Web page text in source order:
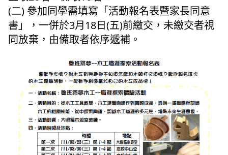
(二) 參加同學需填寫「活動報名表暨家長同意
書」，一併於3月18日(五)前繳交，未繳交者視
同放棄，由備取者依序遞補。